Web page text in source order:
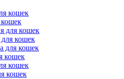
кошек
для кошек
кошек
для кошек
кошек
кошек
кошек